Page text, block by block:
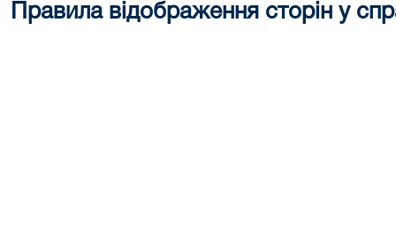
Правила відображення сторін у